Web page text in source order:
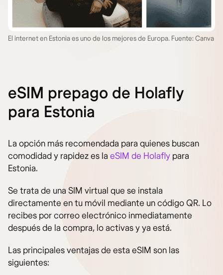
El internet en Estonia es uno de los mejores de Europa. Fuente: Canva
eSIM prepago de Holafly
para Estonia
La opción más recomendada para quienes buscan
comodidad y rapidez es la eSIM de Holafly para
Estonia.
Se trata de una SIM virtual que se instala
directamente en tu móvil mediante un código QR. Lo
recibes por correo electrónico inmediatamente
después de la compra, lo activas y ya está.
Las principales ventajas de esta eSIM son las
siguientes: